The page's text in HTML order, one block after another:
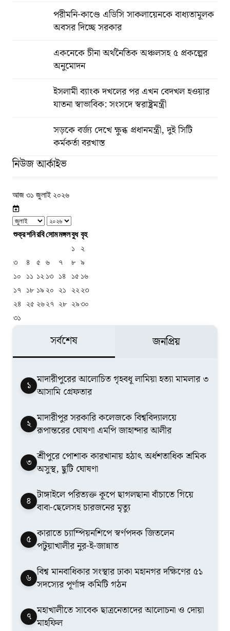
পরীমনি-কাণ্ডে এডিসি সাকলায়েনকে বাধ্যতামূলক
অবসর দিচ্ছে সরকার
একনেকে চীনা অর্থনৈতিক অঞ্চলসহ ৫ প্রকল্পের
অনুমোদন
ইসলামী ব্যাংক দখলের পর এখন বেদখল হওয়ার
যাতনা স্বাভাবিক: সংসদে স্বরাষ্ট্রমন্ত্রী
সড়কে বর্জ্য দেখে ক্ষুব্ধ প্রধানমন্ত্রী, দুই সিটি
কর্মকর্তা বরখাস্ত
নিউজ আর্কাইভ
আজ ৩১ জুলাই ২০২৬
শুক্রশনিরবিসোমমঙ্গলবুধ বৃহ
১
২
৩
৪ ৫ ৬ ৭ ৮ ৯
১০
১১ ১২ ১৩ ১৪ ১৫ ১৬
১৭
১৮ ১৯ ২০ ২১ ২২ ২৩
২৪
২৫ ২৬২৭ ২৮ ২৯৩০
৩১
সর্বশেষ জনপ্রিয়
১ মাদারীপুরের আলোচিত গৃহবধূ লামিয়া হত্যা মামলার ৩
আসামি গ্রেফতার
২ মাদারীপুর সরকারি কলেজকে বিশ্ববিদ্যালয়ে
রূপান্তরের ঘোষণা এমপি জাহান্দার আলীর
৩ শ্রীপুরে পোশাক কারখানায় হঠাৎ অর্ধশতাধিক শ্রমিক
অসুস্থ, ছুটি ঘোষণা
৪ টাঙ্গাইলে পরিত্যক্ত কূপে ছাগলছানা বাঁচাতে গিয়ে
বাবা-ছেলেসহ চারজনের মৃত্যু
৫ কারাতে চ্যাম্পিয়নশিপে স্বর্ণপদক জিতলেন
পটুয়াখালীর নুর-ই-জান্নাত
৬ বিশ্ব মানবাধিকার সংস্থার ঢাকা মহানগর দক্ষিণের ৫১
সদস্যের পূর্ণাঙ্গ কমিটি গঠন
৭ মহাখালীতে সাবেক ছাত্রনেতাদের আলোচনা ও দোয়া
মাহফিল